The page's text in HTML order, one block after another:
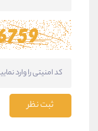
ثبت نظر